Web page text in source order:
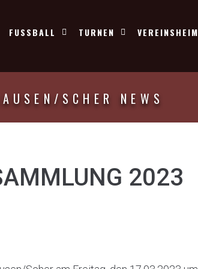
FUSSBALL TURNEN VEREINSHEIM
SCHER NEWS
2023